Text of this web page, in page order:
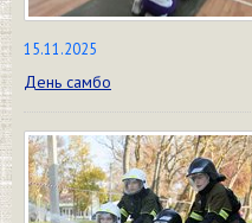
15.11.2025
День самбо